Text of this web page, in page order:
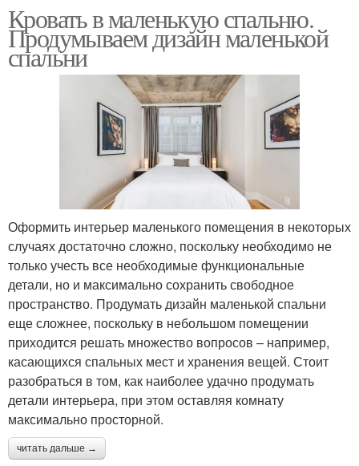
Кровать в маленькую спальню.
Продумываем дизайн маленькой
спальни
Оформить интерьер маленького помещения в некоторых
случаях достаточно сложно, поскольку необходимо не
только учесть все необходимые функциональные
детали, но и максимально сохранить свободное
пространство. Продумать дизайн маленькой спальни
еще сложнее, поскольку в небольшом помещении
приходится решать множество вопросов – например,
касающихся спальных мест и хранения вещей. Стоит
разобраться в том, как наиболее удачно продумать
детали интерьера, при этом оставляя комнату
максимально просторной.
читать дальше →